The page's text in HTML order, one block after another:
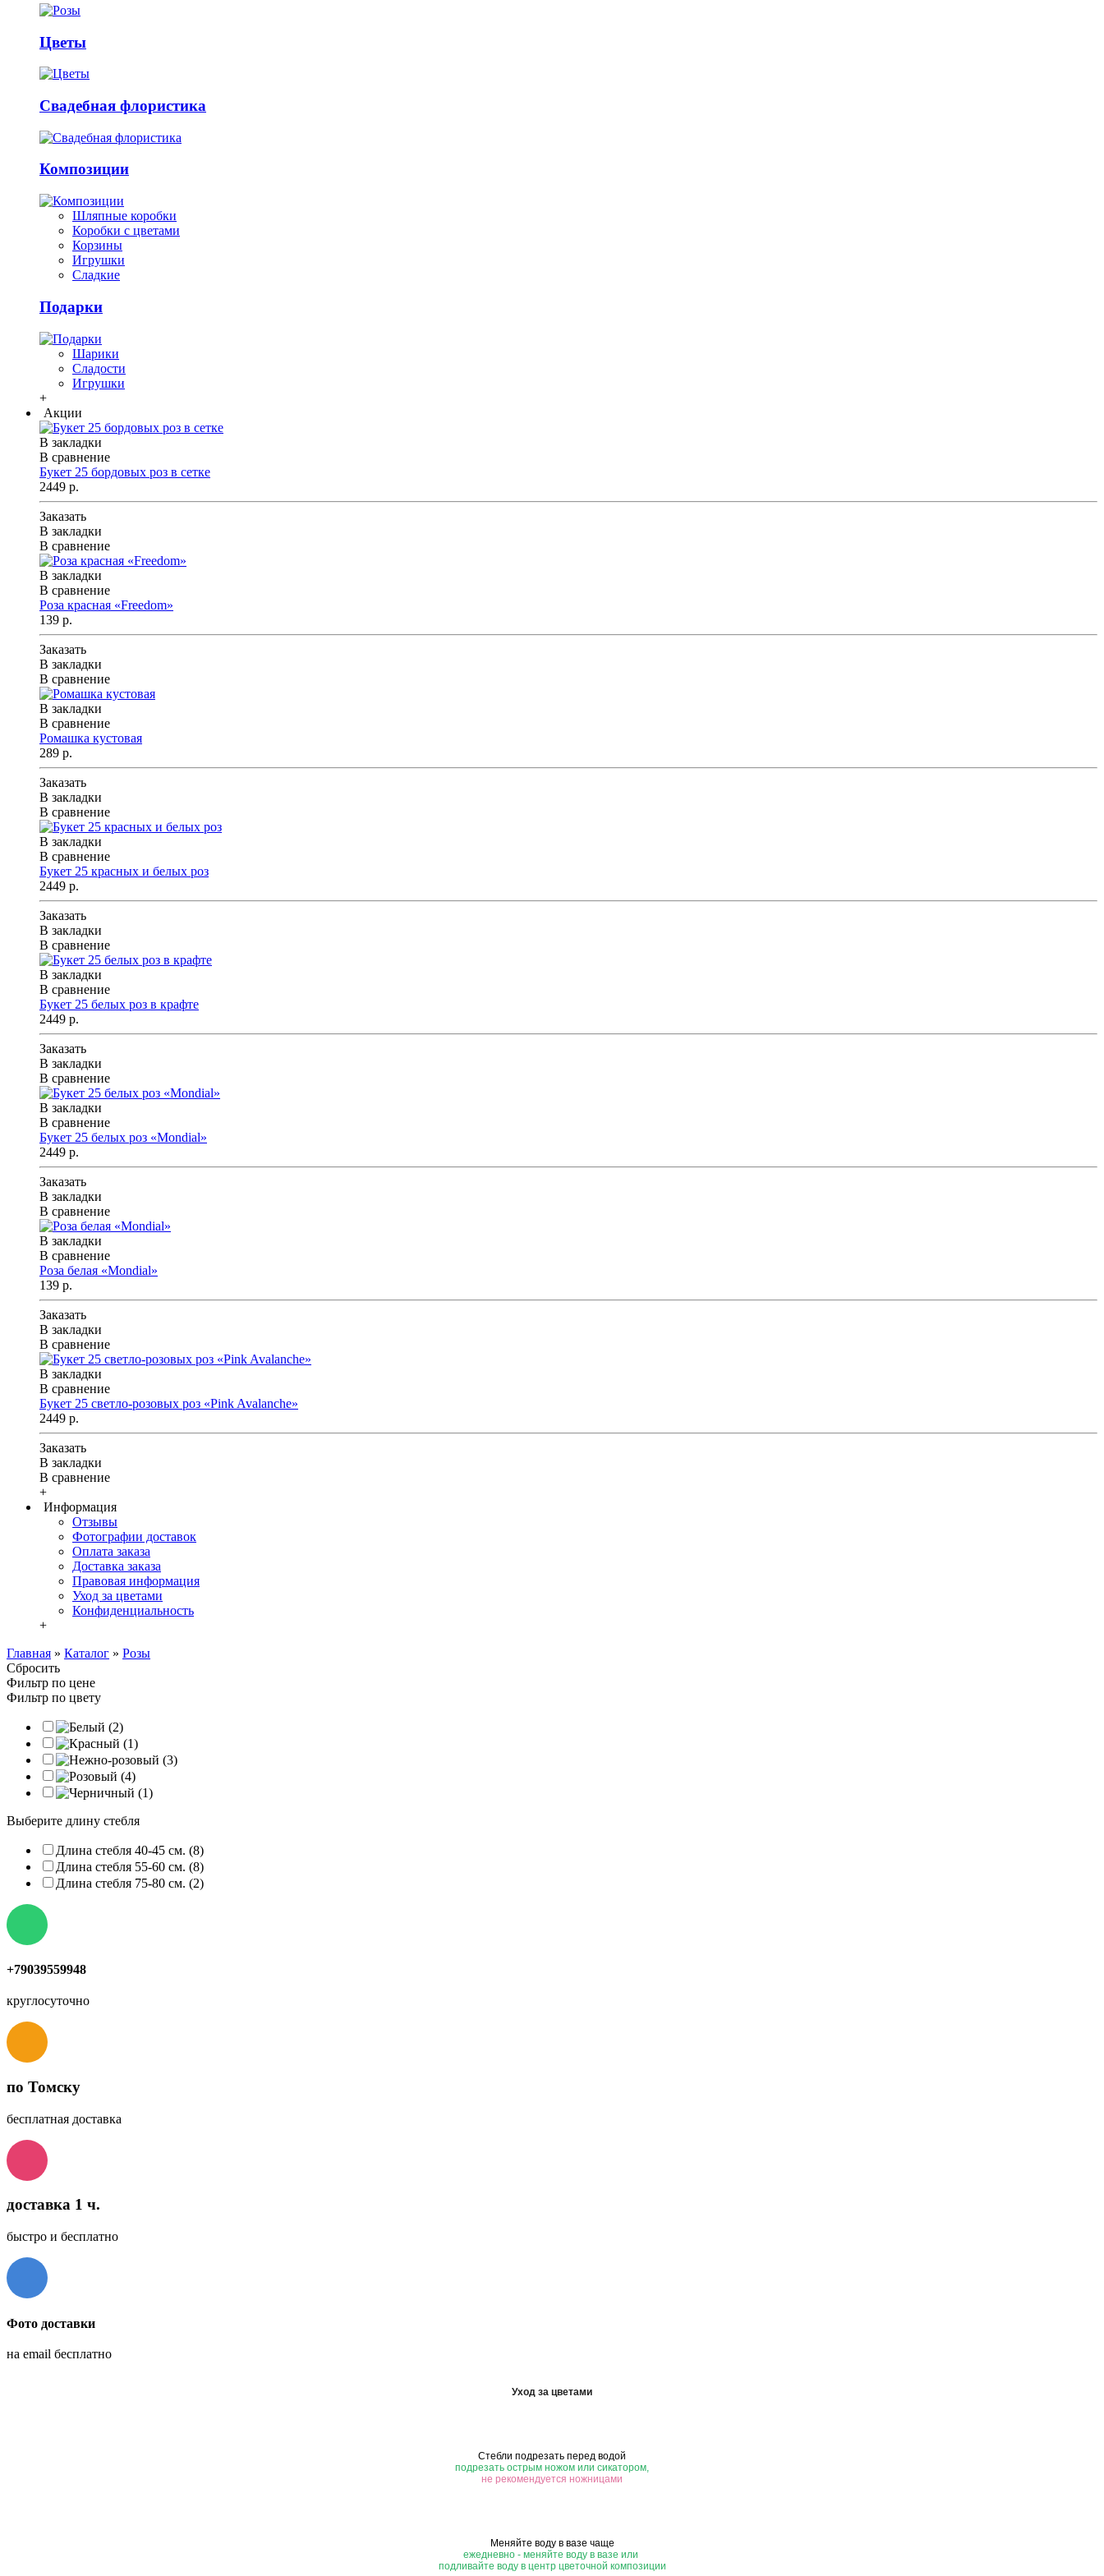
Цветы
Свадебная флористика
Композиции
Шляпные коробки
Коробки с цветами
Корзины
Игрушки
Сладкие
Подарки
Шарики
Сладости
Игрушки
+
Акции
В закладки
В сравнение
Букет 25 бордовых роз в сетке
2449 р.
Заказать
В закладки
В сравнение
В закладки
В сравнение
Роза красная «Freedom»
139 р.
Заказать
В закладки
В сравнение
В закладки
В сравнение
Ромашка кустовая
289 р.
Заказать
В закладки
В сравнение
В закладки
В сравнение
Букет 25 красных и белых роз
2449 р.
Заказать
В закладки
В сравнение
В закладки
В сравнение
Букет 25 белых роз в крафте
2449 р.
Заказать
В закладки
В сравнение
В закладки
В сравнение
Букет 25 белых роз «Mondial»
2449 р.
Заказать
В закладки
В сравнение
В закладки
В сравнение
Роза белая «Mondial»
139 р.
Заказать
В закладки
В сравнение
В закладки
В сравнение
Букет 25 светло-розовых роз «Pink Avalanche»
2449 р.
Заказать
В закладки
В сравнение
+
Информация
Отзывы
Фотографии доставок
Оплата заказа
Доставка заказа
Правовая информация
Уход за цветами
Конфиденциальность
+
Главная » Каталог » Розы
Сбросить
Фильтр по цене
Фильтр по цвету
Выберите длину стебля
Длина стебля 40-45 см. (8)
Длина стебля 55-60 см. (8)
Длина стебля 75-80 см. (2)
+79039559948
круглосуточно
по Томску
бесплатная доставка
доставка 1 ч.
быстро и бесплатно
Фото доставки
на email бесплатно
Уход за цветами
Стебли подрезать перед водой
подрезать острым ножом или сикатором,
не рекомендуется ножницами
Меняйте воду в вазе чаще
ежедневно - меняйте воду в вазе или
подливайте воду в центр цветочной композиции